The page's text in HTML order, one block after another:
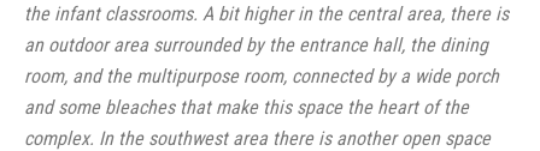
the infant classrooms. A bit higher in the central area, there is
an outdoor area surrounded by the entrance hall, the dining
room, and the multipurpose room, connected by a wide porch
and some bleaches that make this space the heart of the
complex. In the southwest area there is another open space